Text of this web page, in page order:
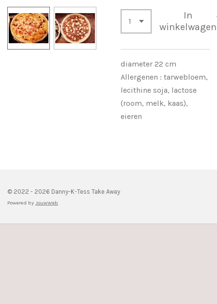
In
winkelwagen
diameter 22 cm
Allergenen : tarwebloem,
lecithine soja, lactose
(room, melk, kaas),
eieren
© 2022 - 2026 Danny-K-Tess Take Away
Powered by JouwWeb